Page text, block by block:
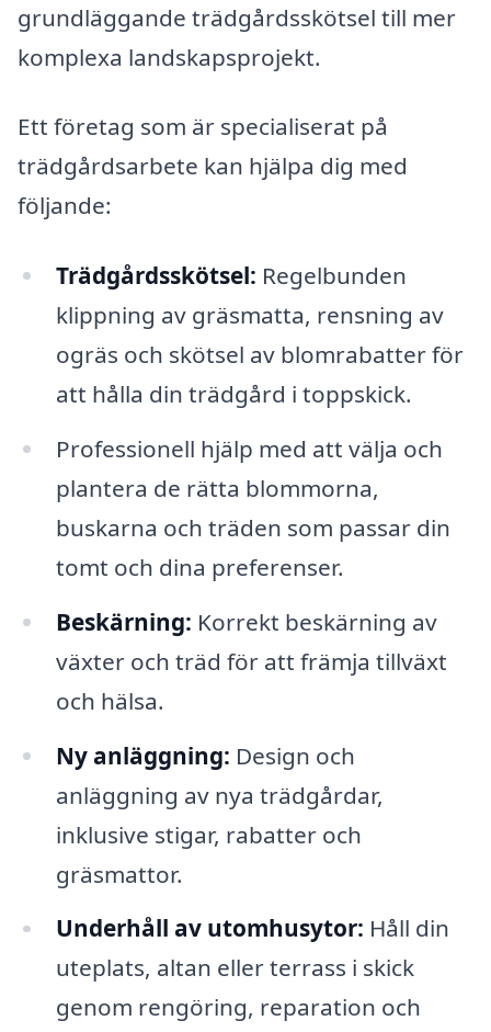
grundläggande trädgårdsskötsel till mer
komplexa landskapsprojekt.
Ett företag som är specialiserat på
trädgårdsarbete kan hjälpa dig med
följande:
Trädgårdsskötsel: Regelbunden
klippning av gräsmatta, rensning av
ogräs och skötsel av blomrabatter för
att hålla din trädgård i toppskick.
Professionell hjälp med att välja och
plantera de rätta blommorna,
buskarna och träden som passar din
tomt och dina preferenser.
Beskärning: Korrekt beskärning av
växter och träd för att främja tillväxt
och hälsa.
Ny anläggning: Design och
anläggning av nya trädgårdar,
inklusive stigar, rabatter och
gräsmattor.
Underhåll av utomhusytor: Håll din
uteplats, altan eller terrass i skick
genom rengöring, reparation och